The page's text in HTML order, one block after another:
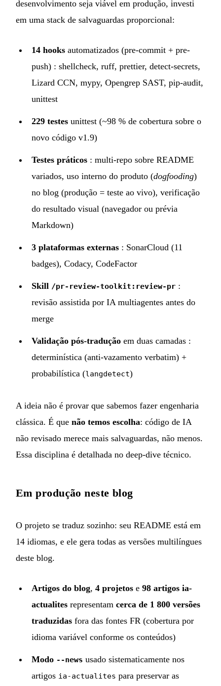
desenvolvimento seja viável em produção, investi
em uma stack de salvaguardas proporcional:
14 hooks automatizados (pre-commit + pre-
push) : shellcheck, ruff, prettier, detect-secrets,
Lizard CCN, mypy, Opengrep SAST, pip-audit,
unittest
229 testes unittest (~98 % de cobertura sobre o
novo código v1.9)
Testes práticos : multi-repo sobre README
variados, uso interno do produto (dogfooding)
no blog (produção = teste ao vivo), verificação
do resultado visual (navegador ou prévia
Markdown)
3 plataformas externas : SonarCloud (11
badges), Codacy, CodeFactor
Skill /pr-review-toolkit:review-pr :
revisão assistida por IA multiagentes antes do
merge
Validação pós-tradução em duas camadas :
determinística (anti-vazamento verbatim) +
probabilística (langdetect)
A ideia não é provar que sabemos fazer engenharia
clássica. É que não temos escolha: código de IA
não revisado merece mais salvaguardas, não menos.
Essa disciplina é detalhada no deep-dive técnico.
Em produção neste blog
O projeto se traduz sozinho: seu README está em
14 idiomas, e ele gera todas as versões multilíngues
deste blog.
Artigos do blog, 4 projetos e 98 artigos ia-
actualites representam cerca de 1 800 versões
traduzidas fora das fontes FR (cobertura por
idioma variável conforme os conteúdos)
Modo --news usado sistematicamente nos
artigos ia-actualites para preservar as